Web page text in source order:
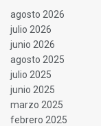
agosto 2026
julio 2026
junio 2026
agosto 2025
julio 2025
junio 2025
marzo 2025
febrero 2025